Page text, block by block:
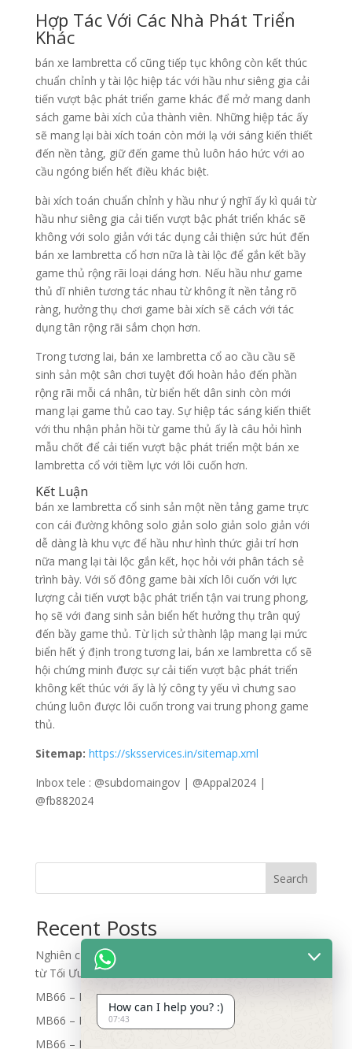
Hợp Tác Với Các Nhà Phát Triển
Khác
bán xe lambretta cổ cũng tiếp tục không còn kết thúc
chuẩn chỉnh y tài lộc hiệp tác với hầu như siêng gia cải
tiến vượt bậc phát triển game khác để mở mang danh
sách game bài xích của thành viên. Những hiệp tác ấy
sẽ mang lại bài xích toán còn mới lạ với sáng kiến thiết
đến nền tảng, giữ đến game thủ luôn háo hức với ao
cầu ngóng biển hết điều khác biệt.
bài xích toán chuẩn chỉnh y hầu như ý nghĩ ấy kì quái từ
hầu như siêng gia cải tiến vượt bậc phát triển khác sẽ
không với solo giản với tác dụng cải thiện sức hút đến
bán xe lambretta cổ hơn nữa là tài lộc để gắn kết bầy
game thủ rộng rãi loại dáng hơn. Nếu hầu như game
thủ dĩ nhiên tương tác nhau từ không ít nền tảng rõ
ràng, hưởng thụ chơi game bài xích sẽ cách với tác
dụng tân rộng rãi sắm chọn hơn.
Trong tương lai, bán xe lambretta cổ ao cầu cầu sẽ
sinh sản một sân chơi tuyệt đối hoàn hảo đến phần
rộng rãi mỗi cá nhân, từ biển hết dân sinh còn mới
mang lại game thủ cao tay. Sự hiệp tác sáng kiến thiết
với thu nhận phản hồi từ game thủ ấy là câu hỏi hình
mẫu chốt để cải tiến vượt bậc phát triển một bán xe
lambretta cổ với tiềm lực với lôi cuốn hơn.
Kết Luận
bán xe lambretta cổ sinh sản một nền tảng game trực
con cái đường không solo giản solo giản solo giản với
dễ dàng là khu vực để hầu như hình thức giải trí hơn
nữa mang lại tài lộc gắn kết, học hỏi với phân tách sẻ
trình bày. Với số đông game bài xích lôi cuốn với lực
lượng cải tiến vượt bậc phát triển tận vai trung phong,
họ sẽ với đang sinh sản biển hết hưởng thụ trân quý
đến bầy game thủ. Từ lịch sử thành lập mang lại mức
biển hết ý định trong tương lai, bán xe lambretta cổ sẽ
hội chứng minh được sự cải tiến vượt bậc phát triển
không kết thúc với ấy là lý công ty yếu vì chưng sao
chúng luôn được lôi cuốn trong vai trung phong game
thủ.
Sitemap: https://sksservices.in/sitemap.xml
Inbox tele : @subdomaingov | @Appal2024 |
@fb882024
Search
Recent Posts
Nghiên cứu quy trình đối soát dữ liệu và phân bổ rủi ro
từ Tối Ưu Luồng Dữ Liệu Lớn
MB66 – Nhà Cái MB66 – An Toàn Bảo Mật Cao
MB66 – Nhà Cái MB66 – An Toàn Bảo Mật Cao
MB66 – Nhà Cái MB66 – An Toàn Bảo Mật Cao
How can I help you? :)
07:43